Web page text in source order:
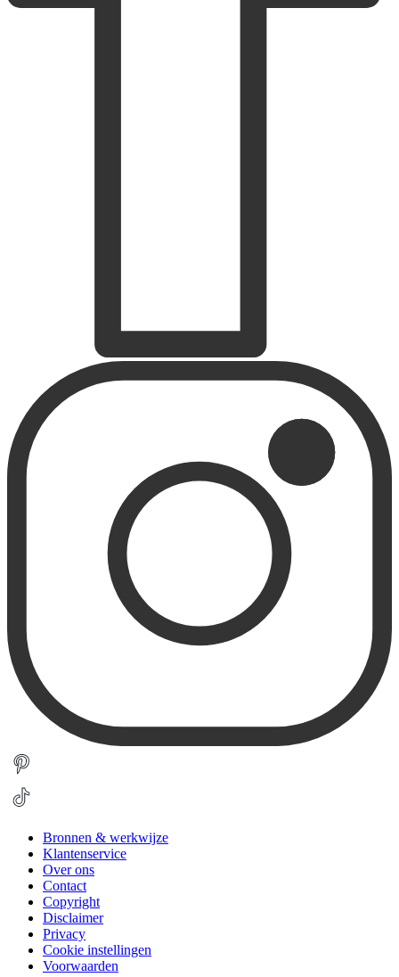
Bronnen & werkwijze
Klantenservice
Over ons
Contact
Copyright
Disclaimer
Privacy
Cookie instellingen
Voorwaarden